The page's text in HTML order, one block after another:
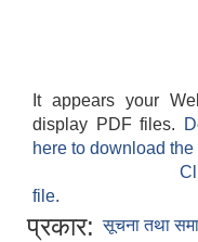
It appears your
display PDF files.
here to download
file.
प्रकार: सूचना तथा